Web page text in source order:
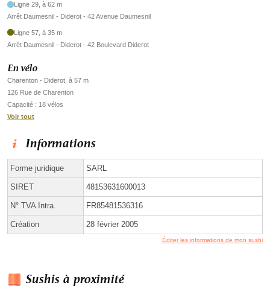
Ligne 29, à 62 m
Arrêt Daumesnil - Diderot - 42 Avenue Daumesnil
Ligne 57, à 35 m
Arrêt Daumesnil - Diderot - 42 Boulevard Diderot
En vélo
Charenton - Diderot, à 57 m
126 Rue de Charenton
Capacité : 18 vélos
Voir tout
Informations
Forme juridique SARL
SIRET 48153631600013
N° TVA Intra. FR85481536316
Création 28 février 2005
Éditer les informations de mon sushi
Sushis à proximité